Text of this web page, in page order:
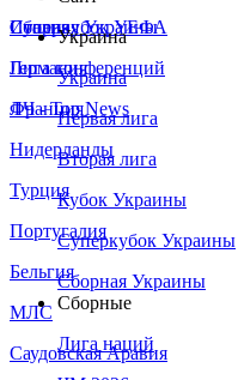
Сборная Украины
Италия
Германия
Франция
Нидерланды
Турция
Португалия
Бельгия
МЛС
Саудовская Аравия
Суперкубок УЕФА
Лига конференций
ЛЧ - Top News
Украина
Украина
Первая лига
Вторая лига
Кубок Украины
Суперкубок Украины
Сборная Украины
Сборные
Лига наций